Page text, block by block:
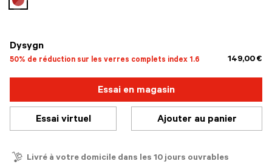
Dysygn
50% de réduction sur les verres complets index 1.6 149,00 €
sélectionné
Essai en magasin
Essai virtuel Ajouter au panier
Livré à votre domicile dans les 10 jours ouvrables